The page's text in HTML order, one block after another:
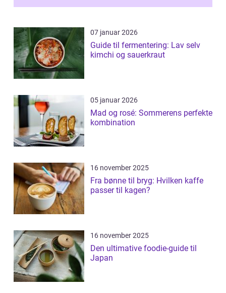
07 januar 2026
Guide til fermentering: Lav selv
kimchi og sauerkraut
05 januar 2026
Mad og rosé: Sommerens perfekte
kombination
16 november 2025
Fra bønne til bryg: Hvilken kaffe
passer til kagen?
16 november 2025
Den ultimative foodie-guide til
Japan